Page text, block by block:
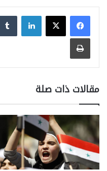
لينكدإن
طباعة
مقالات ذات صلة